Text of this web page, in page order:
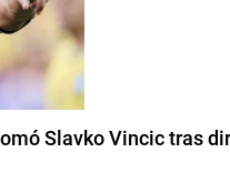
Slavko Vincic tras